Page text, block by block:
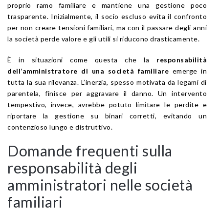
proprio ramo familiare e mantiene una gestione poco
trasparente. Inizialmente, il socio escluso evita il confronto
per non creare tensioni familiari, ma con il passare degli anni
la società perde valore e gli utili si riducono drasticamente.
È in situazioni come questa che la responsabilità
dell’amministratore di una società familiare emerge in
tutta la sua rilevanza. L’inerzia, spesso motivata da legami di
parentela, finisce per aggravare il danno. Un intervento
tempestivo, invece, avrebbe potuto limitare le perdite e
riportare la gestione su binari corretti, evitando un
contenzioso lungo e distruttivo.
Domande frequenti sulla
responsabilità degli
amministratori nelle società
familiari